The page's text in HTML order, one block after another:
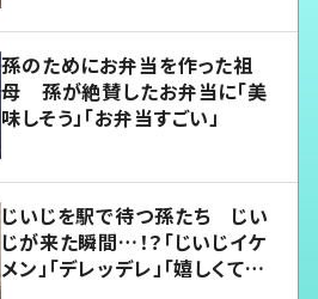
孫のためにお弁当を作った祖
母 孫が絶賛したお弁当に「美
味しそう」「お弁当すごい」
じいじを駅で待つ孫たち じい
じが来た瞬間…！？「じいじイケ
メン」「デレッデレ」「嬉しくて可